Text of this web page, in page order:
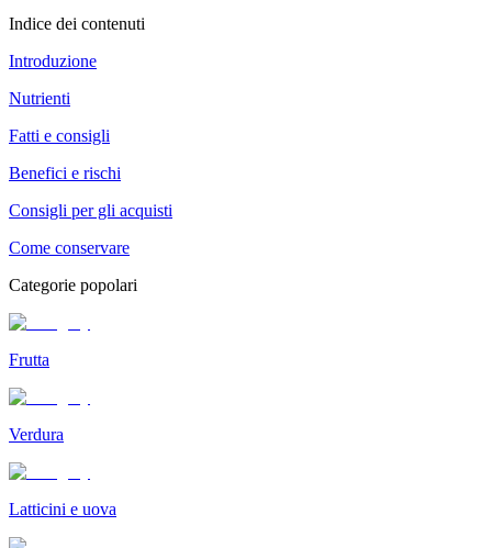
Indice dei contenuti
Introduzione
Nutrienti
Fatti e consigli
Benefici e rischi
Consigli per gli acquisti
Come conservare
Categorie popolari
Frutta
Verdura
Latticini e uova